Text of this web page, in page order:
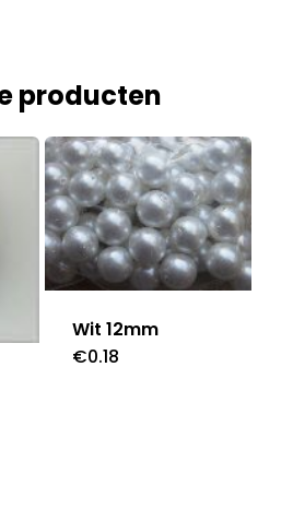
producten
Wit 12mm
€0.18